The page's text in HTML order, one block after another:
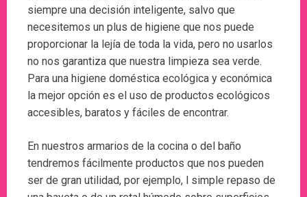
siempre una decisión inteligente, salvo que
necesitemos un plus de higiene que nos puede
proporcionar la lejía de toda la vida, pero no usarlos
no nos garantiza que nuestra limpieza sea verde.
Para una higiene doméstica ecológica y económica
la mejor opción es el uso de productos ecológicos
accesibles, baratos y fáciles de encontrar.
En nuestros armarios de la cocina o del baño
tendremos fácilmente productos que nos pueden
ser de gran utilidad, por ejemplo, l simple repaso de